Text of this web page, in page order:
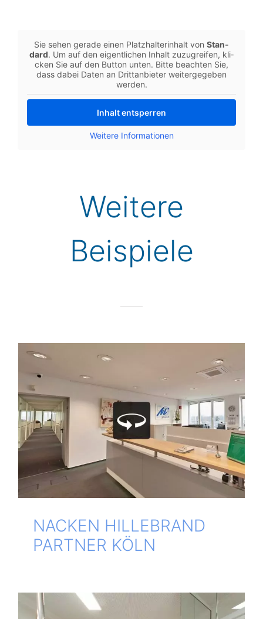
Sie sehen gerade einen Platz­hal­ter­in­halt von Stan­
dard. Um auf den eigent­li­chen Inhalt zuzu­grei­fen, kli­
cken Sie auf den Button unten. Bitte beach­ten Sie,
dass dabei Daten an Dritt­an­bie­ter wei­ter­ge­ge­ben
werden.
Inhalt ent­sper­ren
Wei­te­re Infor­ma­tio­nen
Wei­te­re
Beispiele
NACKEN HIL­LE­BRAND
PART­NER KÖLN